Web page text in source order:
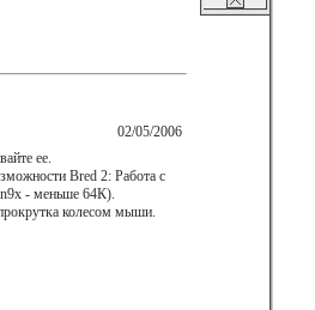
02/05/2006
ее.
Bred 2: Работа с
- меньше 64К).
колесом мыши.